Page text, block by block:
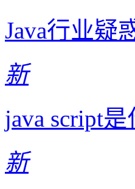
Java行业疑
新
java script
新